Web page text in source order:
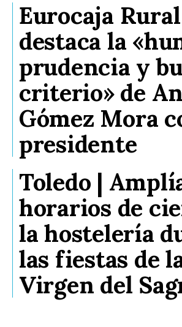
Eurocaja Rural
destaca la
prudencia y
criterio» de
Gómez Mora
presidente
Toledo |
horarios de
la hostelería
las fiestas de
Virgen del